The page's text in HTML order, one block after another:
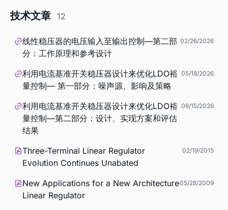
技术文章 12
线性稳压器的电压输入至输出控制—第二部
分：工作原理和参考设计
02/26/2026
利用电流基准开关稳压器设计来优化LDO裕
量控制— 第一部分：噪声源、影响及策略
05/18/2026
利用电流基准开关稳压器设计来优化LDO裕
量控制—第二部分：设计、实现方案和评估
结果
06/15/2026
Three-Terminal Linear Regulator
Evolution Continues Unabated
02/19/2015
New Applications for a New Architecture
Linear Regulator
05/28/2009